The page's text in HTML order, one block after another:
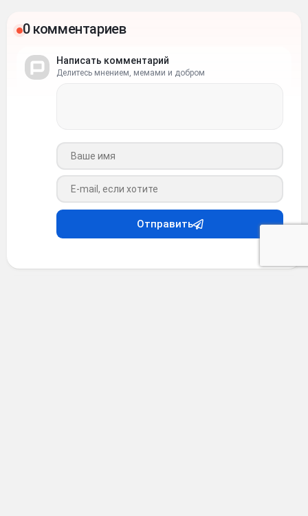
0 комментариев
Написать комментарий
Делитесь мнением, мемами и добром
Ваше имя
Ваш e-mail
Отправить